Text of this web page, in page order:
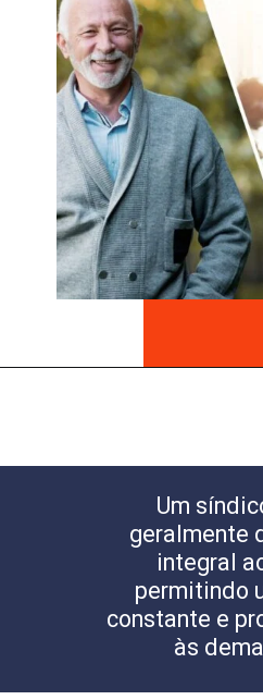
Um
geralmente
integral
permitindo
constante e
às